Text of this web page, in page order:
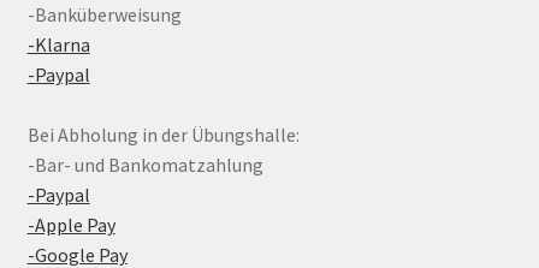
-Banküberweisung
-Klarna
-Paypal
Bei Abholung in der Übungshalle:
-Bar- und Bankomatzahlung
-Paypal
-Apple Pay
-Google Pay